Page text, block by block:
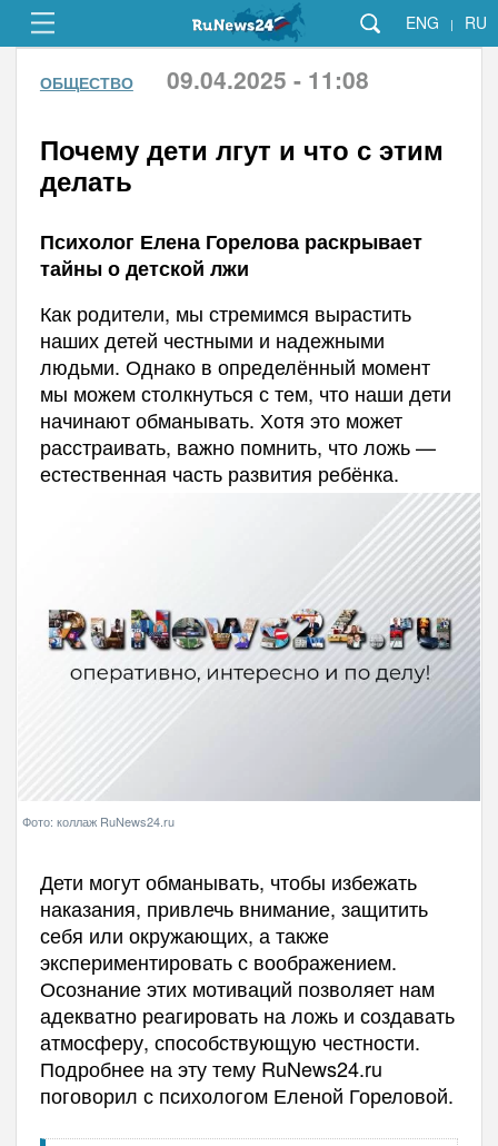
ENG | RU
ОБЩЕСТВО 09.04.2025 - 11:08
Почему дети лгут и что с этим
делать
Психолог Елена Горелова раскрывает
тайны о детской лжи
Как родители, мы стремимся вырастить
наших детей честными и надежными
людьми. Однако в определённый момент
мы можем столкнуться с тем, что наши дети
начинают обманывать. Хотя это может
расстраивать, важно помнить, что ложь —
естественная часть развития ребёнка.
Фото: коллаж RuNews24.ru
Дети могут обманывать, чтобы избежать
наказания, привлечь внимание, защитить
себя или окружающих, а также
экспериментировать с воображением.
Осознание этих мотиваций позволяет нам
адекватно реагировать на ложь и создавать
атмосферу, способствующую честности.
Подробнее на эту тему RuNews24.ru
поговорил с психологом Еленой Гореловой.